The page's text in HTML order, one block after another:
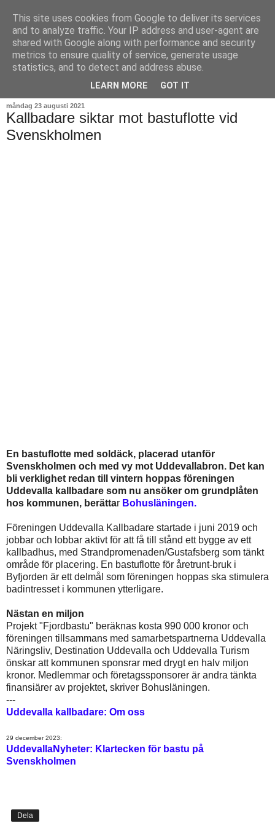
måndag 23 augusti 2021
Kallbadare siktar mot bastuflotte vid
Svenskholmen
En bastuflotte med soldäck, placerad utanför
Svenskholmen och med vy mot Uddevallabron. Det kan
bli verklighet redan till vintern hoppas föreningen
Uddevalla kallbadare som nu ansöker om grundplåten
hos kommunen, berättar Bohusläningen.
Föreningen Uddevalla Kallbadare startade i juni 2019 och
jobbar och lobbar aktivt för att få till stånd ett bygge av ett
kallbadhus, med Strandpromenaden/Gustafsberg som tänkt
område för placering. En bastuflotte för åretrunt-bruk i
Byfjorden är ett delmål som föreningen hoppas ska stimulera
badintresset i kommunen ytterligare.
Nästan en miljon
Projekt "Fjordbastu" beräknas kosta 990 000 kronor och
föreningen tillsammans med samarbetspartnerna Uddevalla
Näringsliv, Destination Uddevalla och Uddevalla Turism
önskar att kommunen sponsrar med drygt en halv miljon
kronor. Medlemmar och företagssponsorer är andra tänkta
finansiärer av projektet, skriver Bohusläningen.
---
Uddevalla kallbadare: Om oss
29 december 2023:
UddevallaNyheter: Klartecken för bastu på
Svenskholmen
Dela
This site uses cookies from Google to deliver its services
and to analyze traffic. Your IP address and user-agent are
shared with Google along with performance and security
metrics to ensure quality of service, generate usage
statistics, and to detect and address abuse.
LEARN MORE GOT IT